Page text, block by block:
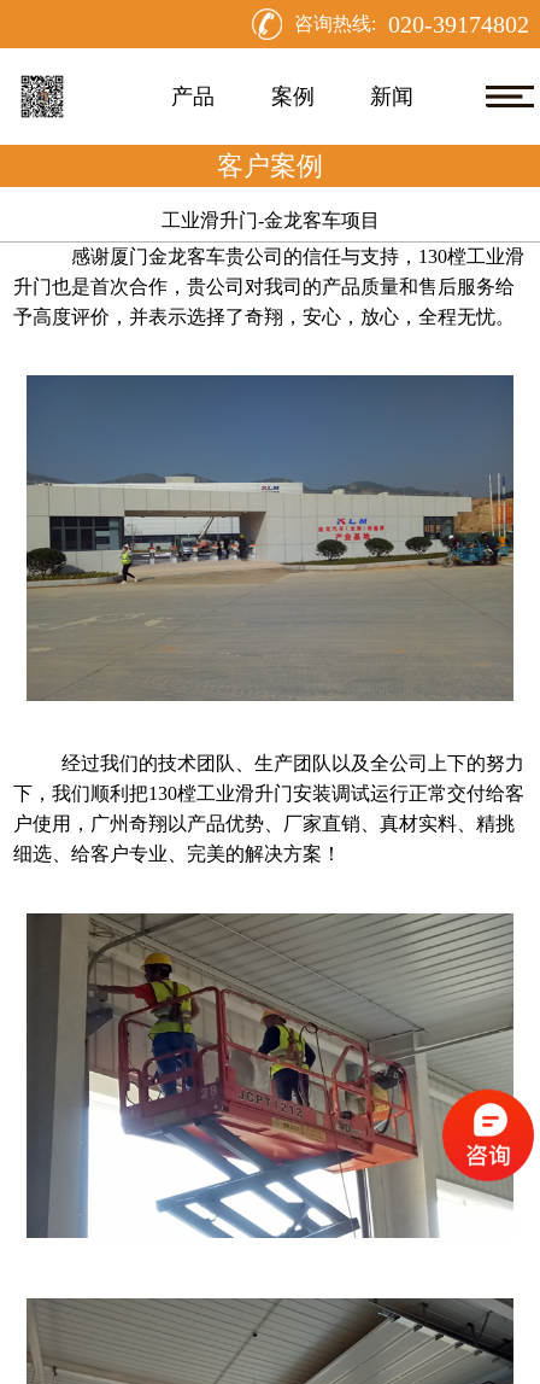
咨询热线: 020-39174802
产品 案例 新闻
客户案例
工业滑升门-金龙客车项目
感谢厦门金龙客车贵公司的信任与支持，130樘工业滑
升门也是首次合作，贵公司对我司的产品质量和售后服务给
予高度评价，并表示选择了奇翔，安心，放心，全程无忧。
经过我们的技术团队、生产团队以及全公司上下的努力
下，我们顺利把130樘工业滑升门安装调试运行正常交付给客
户使用， 广州奇翔以产品优势、厂家直销、真材实料、精挑
细选、给客户专业、完美的解决方案！